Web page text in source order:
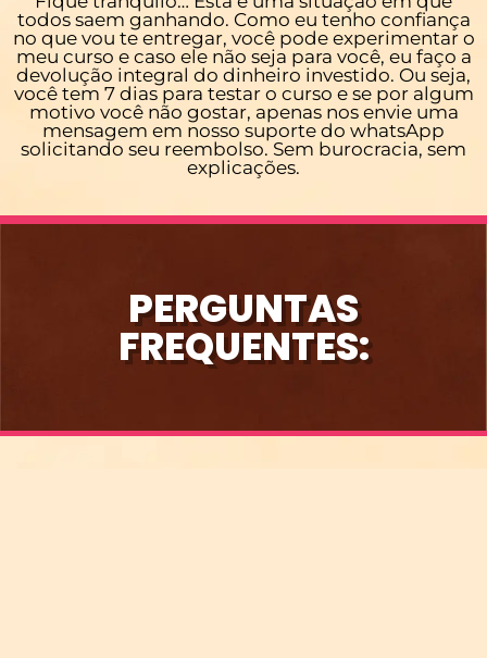
todos saem ganhando. Como eu tenho confiança
no que vou te entregar, você pode experimentar o
meu curso e caso ele não seja para você, eu faço a
devolução integral do dinheiro investido. Ou seja,
você tem 7 dias para testar o curso e se por algum
motivo você não gostar, apenas nos envie uma
mensagem em nosso suporte do whatsApp
solicitando seu reembolso. Sem burocracia, sem
explicações.
PERGUNTAS
FREQUENTES: